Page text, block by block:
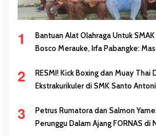
1
Bantuan Alat Olahraga Untuk
Bosco Merauke, Irfa Pabangke:
2
RESMI! Kick Boxing dan Muay Thai Dijadikan Mata Pelajaran
Ekstrakurikuler di SMK Santo
3
Petrus Rumatora dan Salmon Yames Sabet Medali Perak
Perunggu Dalam Ajang FORNAS di